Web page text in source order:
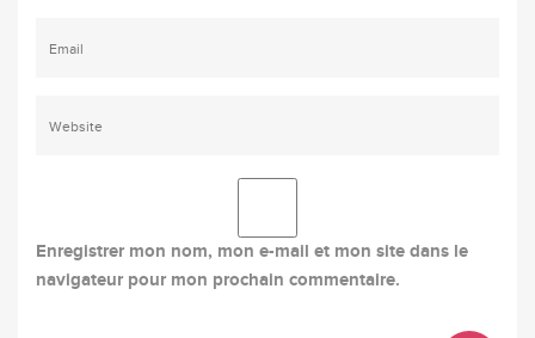
Enregistrer mon nom, mon e-mail et mon site dans le
navigateur pour mon prochain commentaire.